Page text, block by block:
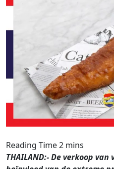
THAILAND:- De verkoop